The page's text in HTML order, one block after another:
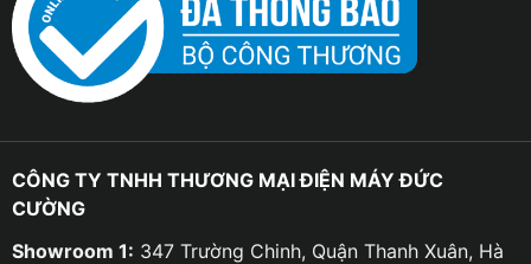
CÔNG TY TNHH THƯƠNG MẠI ĐIỆN MÁY ĐỨC
CƯỜNG
Showroom 1: 347 Trường Chinh, Quận Thanh Xuân, Hà